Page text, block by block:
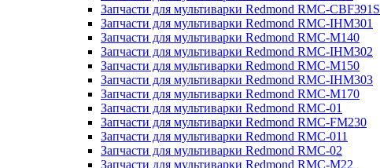
Запчасти для мультиварки Redmond RMC-CBF391S
Запчасти для мультиварки Redmond RMC-IHM301
Запчасти для мультиварки Redmond RMC-M140
Запчасти для мультиварки Redmond RMC-IHM302
Запчасти для мультиварки Redmond RMC-M150
Запчасти для мультиварки Redmond RMC-IHM303
Запчасти для мультиварки Redmond RMC-M170
Запчасти для мультиварки Redmond RMC-01
Запчасти для мультиварки Redmond RMC-FM230
Запчасти для мультиварки Redmond RMC-011
Запчасти для мультиварки Redmond RMC-02
Запчасти для мультиварки Redmond RMC-M22